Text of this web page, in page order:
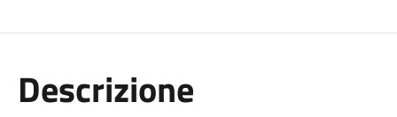
Descrizione